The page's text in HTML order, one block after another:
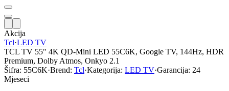
Akcija
Tcl·LED TV
TCL TV 55" 4K QD-Mini LED 55C6K, Google TV, 144Hz, HDR
Premium, Dolby Atmos, Onkyo 2.1
Šifra: 55C6K·Brend: Tcl·Kategorija: LED TV·Garancija: 24
Mjeseci